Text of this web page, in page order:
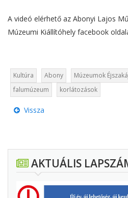
A videó elérhető az Abonyi Lajos
Múzeumi Kiállítóhely facebook
Kultúra Abony Múzeumok
falumúzeum
korlátozások
Vissza
AKTUÁLIS